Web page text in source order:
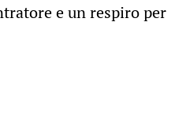
e un respiro per